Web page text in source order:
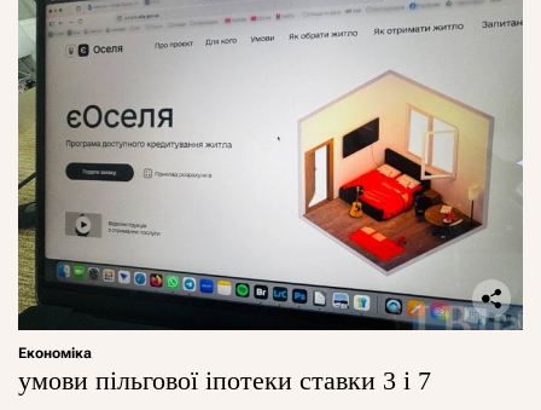
Економіка
умови пільгової іпотеки ставки 3 і 7